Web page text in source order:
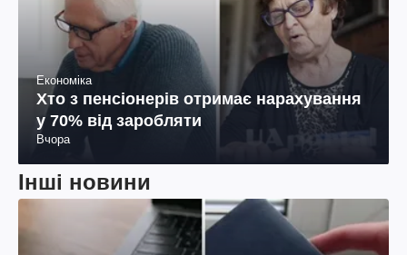
Економіка
Хто з пенсіонерів отримає нарахування
у 70% від заробляти
Вчора
Інші новини